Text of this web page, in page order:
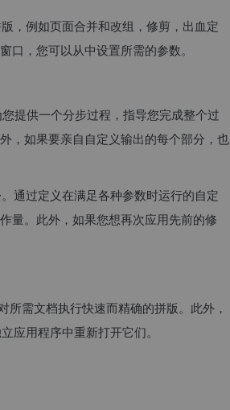
，例如页面合并和改组，修剪，出血定
口，您可以从中设置所需的参数。
提供一个分步过程，指导您完成整个过
，如果要亲自自定义输出的每个部分，也
通过定义在满足各种参数时运行的自定
量。此外，如果您想再次应用先前的修
需文档执行快速而精确的拼版。此外，
应用程序中重新打开它们。